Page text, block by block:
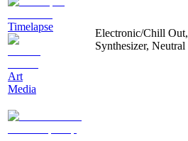
Timelapse
Art
Media
Electronic/Chill Out,
Synthesizer, Neutral